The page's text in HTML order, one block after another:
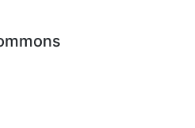
NoDerivatives 4.0